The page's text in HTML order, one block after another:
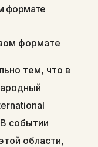
тем, что в
событии
области,